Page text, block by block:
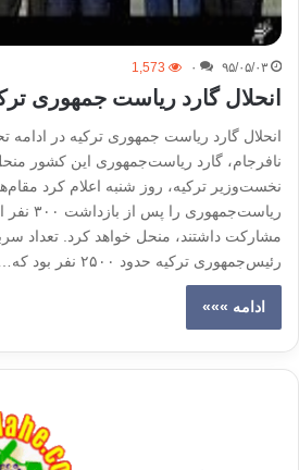
۹۵/۰۵/۰۳ ۰ 1,573
انحلال گارد ریاست جمهوری
انحلال گارد ریاست جمهوری ترکیه در ادامه
نافرجام، گارد ریاست‌جمهوری این کشور
نخست‌وزیر ترکیه، روز شنبه اعلام کرد
مشارکت داشتند، منحل خواهد کرد. تعداد
رئیس‌جمهوری ترکیه حدود ۲۵۰۰ نفر بود که…
ادامه »»»